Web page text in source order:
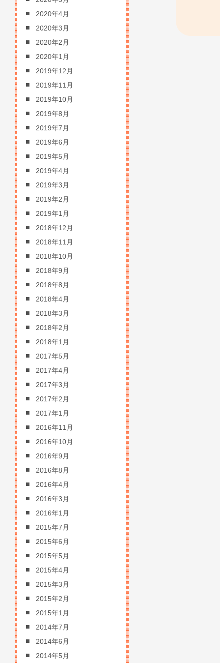
2020年4月
2020年3月
2020年2月
2020年1月
2019年12月
2019年11月
2019年10月
2019年8月
2019年7月
2019年6月
2019年5月
2019年4月
2019年3月
2019年2月
2019年1月
2018年12月
2018年11月
2018年10月
2018年9月
2018年8月
2018年4月
2018年3月
2018年2月
2018年1月
2017年5月
2017年4月
2017年3月
2017年2月
2017年1月
2016年11月
2016年10月
2016年9月
2016年8月
2016年4月
2016年3月
2016年1月
2015年7月
2015年6月
2015年5月
2015年4月
2015年3月
2015年2月
2015年1月
2014年7月
2014年6月
2014年5月